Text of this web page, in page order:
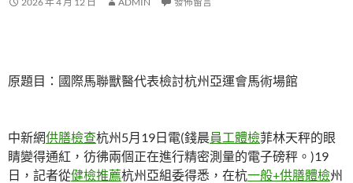
原題目：國際馬聯獸醫代表檢討杭州亞運會馬術場館
中新網供膳檢查杭州5月19日電(錢晨員工體檢菲林天秤的眼
睛變得通紅，彷彿兩個正在進行精密測量的電子磅秤。)19
日，記者從健檢推薦杭州亞組委得悉，在杭一般+供膳體檢州